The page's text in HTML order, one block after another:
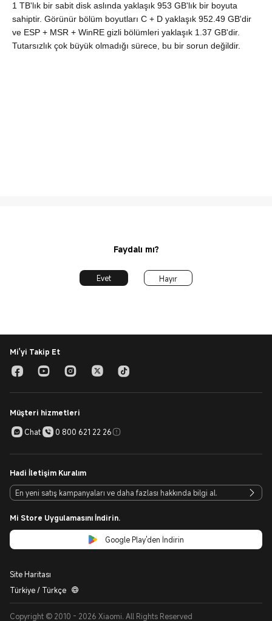
1 TB'lık bir sabit disk aslında yaklaşık 953 GB'lık bir boyuta
sahiptir. Görünür bölüm boyutları C + D yaklaşık 952.49 GB'dir
ve ESP + MSR + WinRE gizli bölümleri yaklaşık 1.37 GB'dir.
Tutarsızlık çok büyük olmadığı sürece, bu bir sorun değildir.
Faydalı mı?
Evet Hayır
Mi'yi Takip Et
Müşteri hizmetleri
Chat
0 800 621 22 26
Hadi İletişim Kuralım
Mi Store Uygulamasını İndirin.
Google Play'den İndirin
Site Haritası
Türkiye / Türkçe
Copyright © 2010 - 2026 Xiaomi. All Rights Reserved